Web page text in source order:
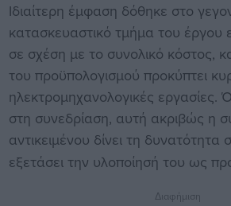
Ιδιαίτερη έμφαση δόθηκε στο
κατασκευαστικό τμήμα του έργου
σε σχέση με το συνολικό κόστος,
του προϋπολογισμού προκύπτει
ηλεκτρομηχανολογικές εργασίες.
στη συνεδρίαση, αυτή ακριβώς η
αντικειμένου δίνει τη δυνατότητα
εξετάσει την υλοποίησή του ως
Διαφήμιση